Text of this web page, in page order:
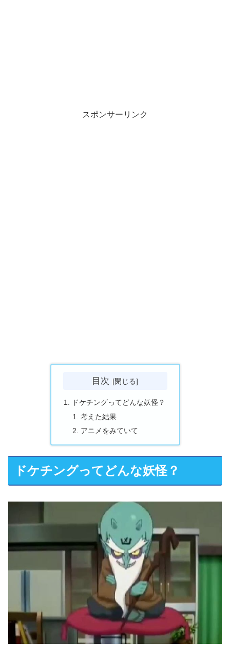
スポンサーリンク
目次
ドケチングってどんな妖怪？
考えた結果
アニメをみていて
ドケチングってどんな妖怪？